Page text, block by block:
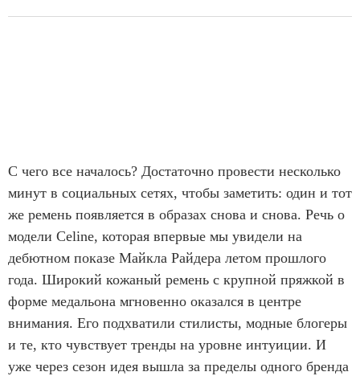
С чего все началось? Достаточно провести несколько
минут в социальных сетях, чтобы заметить: один и тот
же ремень появляется в образах снова и снова. Речь о
модели Celine, которая впервые мы увидели на
дебютном показе Майкла Райдера летом прошлого
года. Широкий кожаный ремень с крупной пряжкой в
форме медальона мгновенно оказался в центре
внимания. Его подхватили стилисты, модные блогеры
и те, кто чувствует тренды на уровне интуиции. И
уже через сезон идея вышла за пределы одного бренда